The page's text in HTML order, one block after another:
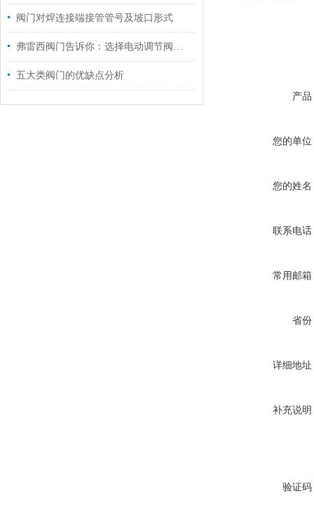
产品
您的单位
您的姓名
联系电话
常用邮箱
省份
详细地址
补充说明
验证码
阀门对焊连接端接管管号及坡口形式
弗雷西阀门告诉你：选择电动调节阀时要注意哪几个方面
五大类阀门的优缺点分析